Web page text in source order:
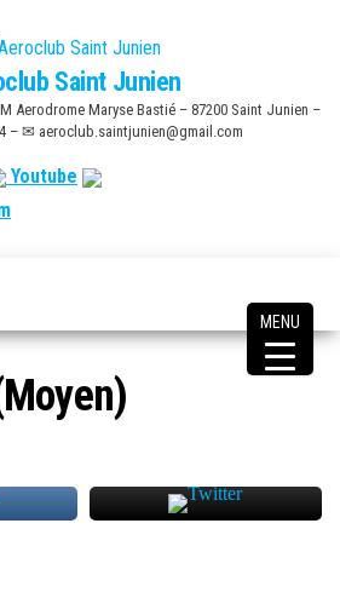
Saint Junien
Aerodrome Maryse Bastié – 87200 Saint Junien –
– ✉ aeroclub.saintjunien@gmail.com
Youtube
MENU